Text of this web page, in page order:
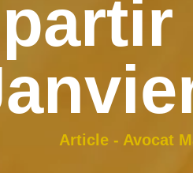
Article - Avocat